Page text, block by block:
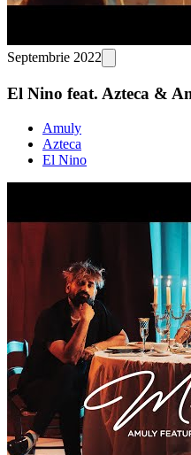
Septembrie 2022
El Nino feat. Azteca &
Amuly
Azteca
El Nino